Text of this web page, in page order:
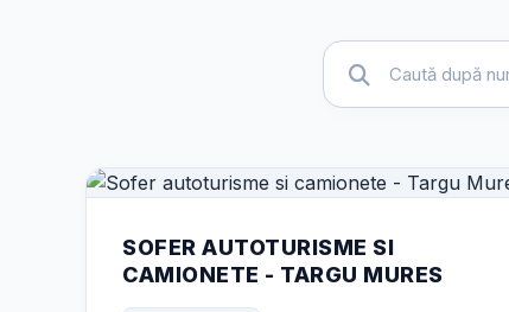
SOFER AUTOTURISME SI
CAMIONETE - TARGU MURES